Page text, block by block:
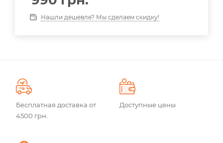
Нашли дешевле? Мы сделаем скидку!
Бесплатная доставка от
4500 грн.
Доступные цены